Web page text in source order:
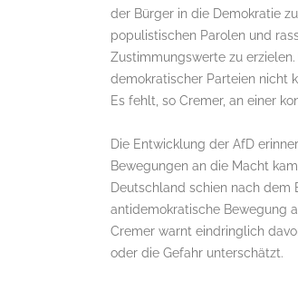
der Bürger in die Demokratie
populistischen Parolen und
Zustimmungswerte zu
demokratischer Parteien nicht
Es fehlt, so Cremer, an einer
Die Entwicklung der AfD
Bewegungen an die Macht
Deutschland schien nach dem
antidemokratische Bewegung
Cremer warnt eindringlich
oder die Gefahr unterschätzt.